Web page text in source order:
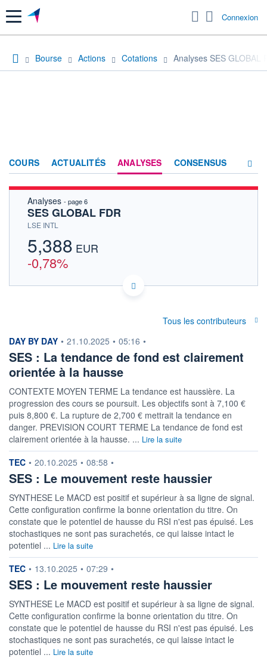
Menu Connexion
Bourse Actions Cotations Analyses SES GLOBAL
COURS ACTUALITÉS ANALYSES CONSENSUS
Analyses - page 6
SES GLOBAL FDR
LSE INTL
5,388 EUR
-0,78%
LU0088087324 0M6P
OUVERTURE
5,440 5,430
+ HAUT
0,000
VOLUME
2 542
CAPITAL ÉCHANGÉ
0,00%
VALORISATION
2 001 MEUR
DERNIER ÉCHANGE
06.08.26 / 09:27:36
LIMITE À LA
BAISSE
0,000
LIMITE À LA
ESTIMÉ 2026
-
2026
-
DERNIER
DIVIDENDE
0,00 EUR
DATE
DERNIER
DIVIDENDE
PROCHAIN
DIVIDENDE
-
ÉLIGIBILITÉ
Non éligible
Boursobank
+ PORTEFEUILLE + LISTE
Tous les contributeurs
information fournie par
DAY BY DAY • 21.10.2025 • 05:16 •
SES : La tendance de fond est clairement
orientée à la hausse
CONTEXTE MOYEN TERME La tendance est haussière. La
progression des cours se poursuit. Les objectifs sont à 7,100 €
puis 8,800 €. La rupture de 2,700 € mettrait la tendance en
danger. PREVISION COURT TERME La tendance de fond est
clairement orientée à la hausse. ... Lire la suite
information fournie par
TEC • 20.10.2025 • 08:58 •
SES : Le mouvement reste haussier
SYNTHESE Le MACD est positif et supérieur à sa ligne de signal.
Cette configuration confirme la bonne orientation du titre. On
constate que le potentiel de hausse du RSI n'est pas épuisé. Les
stochastiques ne sont pas surachetés, ce qui laisse intact le
potentiel ... Lire la suite
information fournie par
TEC • 13.10.2025 • 07:29 •
SES : Le mouvement reste haussier
SYNTHESE Le MACD est positif et supérieur à sa ligne de signal.
Cette configuration confirme la bonne orientation du titre. On
constate que le potentiel de hausse du RSI n'est pas épuisé. Les
stochastiques ne sont pas surachetés, ce qui laisse intact le
potentiel ... Lire la suite